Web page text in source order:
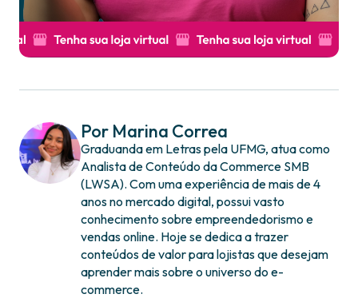
Por Marina Correa
Graduanda em Letras pela UFMG, atua como
Analista de Conteúdo da Commerce SMB
(LWSA). Com uma experiência de mais de 4
anos no mercado digital, possui vasto
conhecimento sobre empreendedorismo e
vendas online. Hoje se dedica a trazer
conteúdos de valor para lojistas que desejam
aprender mais sobre o universo do e-
commerce.